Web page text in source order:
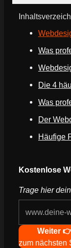
Was
Die 4
Was
Der
Häufige
Kostenlose
Trage hier
Navigation
Weiter
zum nächsten